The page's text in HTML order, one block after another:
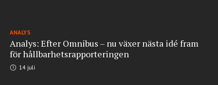
ANALYS
Analys: Efter Omnibus – nu växer nästa idé fram
för hållbarhetsrapporteringen
14 juli